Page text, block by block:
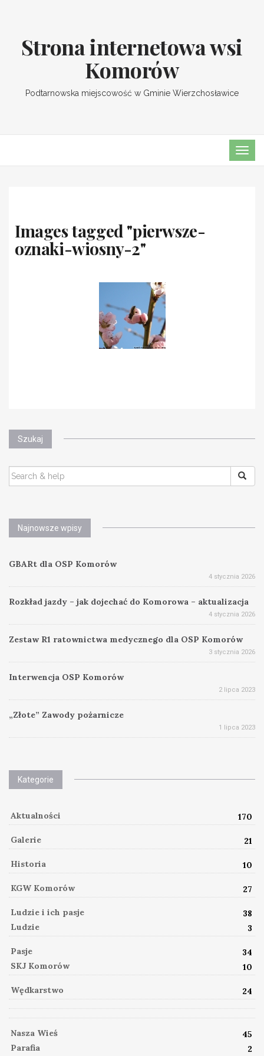
Strona internetowa wsi
Komorów
Podtarnowska miejscowość w Gminie Wierzchosławice
Images tagged "pierwsze-
oznaki-wiosny-2"
Szukaj
SEARCH
FOR:
Najnowsze wpisy
GBARt dla OSP Komorów
4 stycznia 2026
Rozkład jazdy – jak dojechać do Komorowa – aktualizacja
4 stycznia 2026
Zestaw R1 ratownictwa medycznego dla OSP Komorów
3 stycznia 2026
Interwencja OSP Komorów
2 lipca 2023
„Złote” Zawody pożarnicze
1 lipca 2023
Kategorie
Aktualności 170
Galerie 21
Historia 10
KGW Komorów 27
Ludzie i ich pasje
38
Ludzie
3
Pasje
34
SKJ Komorów
10
Wędkarstwo 24
Nasza Wieś
45
Parafia
2